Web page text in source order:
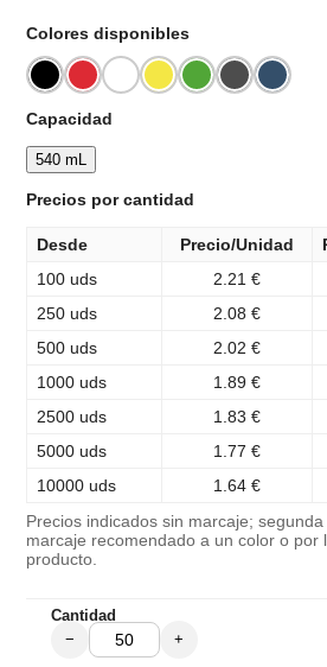
Colores disponibles
Capacidad
540 mL
Precios por cantidad
Desde Precio/Unidad
100 uds
2.21 €
250 uds
2.08 €
500 uds
2.02 €
1000 uds
1.89 €
2500 uds
1.83 €
5000 uds
1.77 €
10000 uds
1.64 €
Precios indicados sin marcaje;
marcaje recomendado a un color o por
producto.
Cantidad
− +